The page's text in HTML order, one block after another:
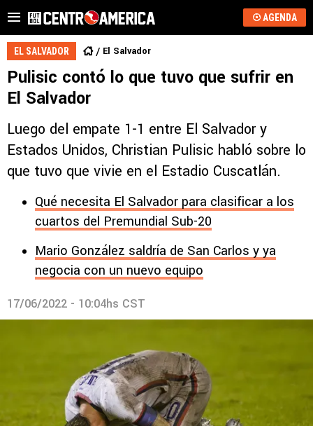
AGENDA
EL SALVADOR El Salvador
Pulisic contó lo que tuvo que sufrir en
El Salvador
Luego del empate 1-1 entre El Salvador y
Estados Unidos, Christian Pulisic habló sobre lo
que tuvo que vivie en el Estadio Cuscatlán.
Qué necesita El Salvador para clasificar a los
cuartos del Premundial Sub-20
Mario González saldría de San Carlos y ya
negocia con un nuevo equipo
17/06/2022 - 10:04hs CST